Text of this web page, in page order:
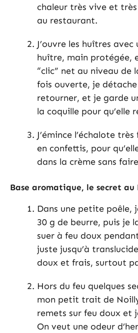
chaleur très vive et
au restaurant.
J’ouvre les huîtres
huître, main protégée,
“clic” net au niveau de
fois ouverte, je
retourner, et je garde
la coquille pour qu’elle
J’émince l’échalote
en confettis, pour
dans la crème sans
Base aromatique, le secret
Dans une petite poêle,
30 g de beurre, puis je
suer à feu doux
juste jusqu’à
doux et frais, surtout
Hors du feu quelques
mon petit trait de
remets sur feu doux et
On veut une odeur